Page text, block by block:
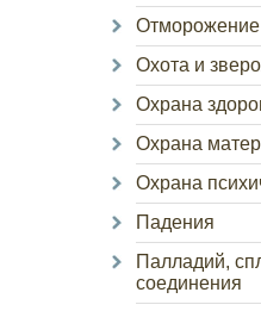
Отморожение
Охота и
Охрана
Охрана
Охрана
Падения
Палладий,
соединения